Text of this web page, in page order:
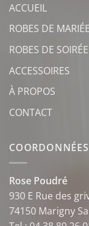
ACCUEIL
ROBES DE MARIÉE
ROBES DE SOIRÉE
ACCESSOIRES
À PROPOS
CONTACT
COORDONNÉES
Rose Poudré
930 E Rue des
74150 Marigny